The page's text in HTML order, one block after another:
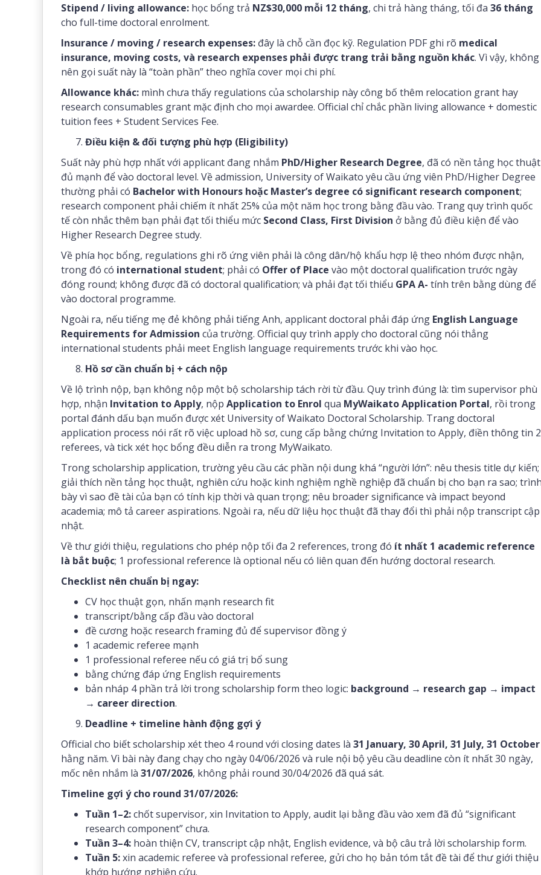
Stipend / living allowance: học bổng trả NZ$30,000 mỗi 12 tháng, chi trả hàng tháng, tối đa 36 tháng
cho full-time doctoral enrolment.
Insurance / moving / research expenses: đây là chỗ cần đọc kỹ. Regulation PDF ghi rõ medical
insurance, moving costs, và research expenses phải được trang trải bằng nguồn khác. Vì vậy, không
nên gọi suất này là “toàn phần” theo nghĩa cover mọi chi phí.
Allowance khác: mình chưa thấy regulations của scholarship này công bố thêm relocation grant hay
research consumables grant mặc định cho mọi awardee. Official chỉ chắc phần living allowance + domestic
tuition fees + Student Services Fee.
Điều kiện & đối tượng phù hợp (Eligibility)
Suất này phù hợp nhất với applicant đang nhắm PhD/Higher Research Degree, đã có nền tảng học thuật
đủ mạnh để vào doctoral level. Về admission, University of Waikato yêu cầu ứng viên PhD/Higher Degree
thường phải có Bachelor with Honours hoặc Master’s degree có significant research component;
research component phải chiếm ít nhất 25% của một năm học trong bằng đầu vào. Trang quy trình quốc
tế còn nhắc thêm bạn phải đạt tối thiểu mức Second Class, First Division ở bằng đủ điều kiện để vào
Higher Research Degree study.
Về phía học bổng, regulations ghi rõ ứng viên phải là công dân/hộ khẩu hợp lệ theo nhóm được nhận,
trong đó có international student; phải có Offer of Place vào một doctoral qualification trước ngày
đóng round; không được đã có doctoral qualification; và phải đạt tối thiểu GPA A- tính trên bằng dùng để
vào doctoral programme.
Ngoài ra, nếu tiếng mẹ đẻ không phải tiếng Anh, applicant doctoral phải đáp ứng English Language
Requirements for Admission của trường. Official quy trình apply cho doctoral cũng nói thẳng
international students phải meet English language requirements trước khi vào học.
Hồ sơ cần chuẩn bị + cách nộp
Về lộ trình nộp, bạn không nộp một bộ scholarship tách rời từ đầu. Quy trình đúng là: tìm supervisor phù
hợp, nhận Invitation to Apply, nộp Application to Enrol qua MyWaikato Application Portal, rồi trong
portal đánh dấu bạn muốn được xét University of Waikato Doctoral Scholarship. Trang doctoral
application process nói rất rõ việc upload hồ sơ, cung cấp bằng chứng Invitation to Apply, điền thông tin 2
referees, và tick xét học bổng đều diễn ra trong MyWaikato.
Trong scholarship application, trường yêu cầu các phần nội dung khá “người lớn”: nêu thesis title dự kiến;
giải thích nền tảng học thuật, nghiên cứu hoặc kinh nghiệm nghề nghiệp đã chuẩn bị cho bạn ra sao;
bày vì sao đề tài của bạn có tính kịp thời và quan trọng; nêu broader significance và impact beyond
academia; mô tả career aspirations. Ngoài ra, nếu dữ liệu học thuật đã thay đổi thì phải nộp transcript cập
nhật.
Về thư giới thiệu, regulations cho phép nộp tối đa 2 references, trong đó ít nhất 1 academic reference
là bắt buộc; 1 professional reference là optional nếu có liên quan đến hướng doctoral research.
Checklist nên chuẩn bị ngay:
CV học thuật gọn, nhấn mạnh research fit
transcript/bằng cấp đầu vào doctoral
đề cương hoặc research framing đủ để supervisor đồng ý
1 academic referee mạnh
1 professional referee nếu có giá trị bổ sung
bằng chứng đáp ứng English requirements
bản nháp 4 phần trả lời trong scholarship form theo logic: background → research gap → impact
→ career direction.
Deadline + timeline hành động gợi ý
Official cho biết scholarship xét theo 4 round với closing dates là 31 January, 30 April, 31 July, 31 October
hằng năm. Vì bài này đang chạy cho ngày 04/06/2026 và rule nội bộ yêu cầu deadline còn ít nhất 30 ngày,
mốc nên nhắm là 31/07/2026, không phải round 30/04/2026 đã quá sát.
Timeline gợi ý cho round 31/07/2026:
Tuần 1–2:chốt supervisor, xin Invitation to Apply, audit lại bằng đầu vào xem đã đủ “significant
research component” chưa.
Tuần 3–4: hoàn thiện CV, transcript cập nhật, English evidence, và bộ câu trả lời scholarship form.
Tuần 5:xin academic referee và professional referee, gửi cho họ bản tóm tắt đề tài để thư giới thiệu
khớp hướng nghiên cứu.